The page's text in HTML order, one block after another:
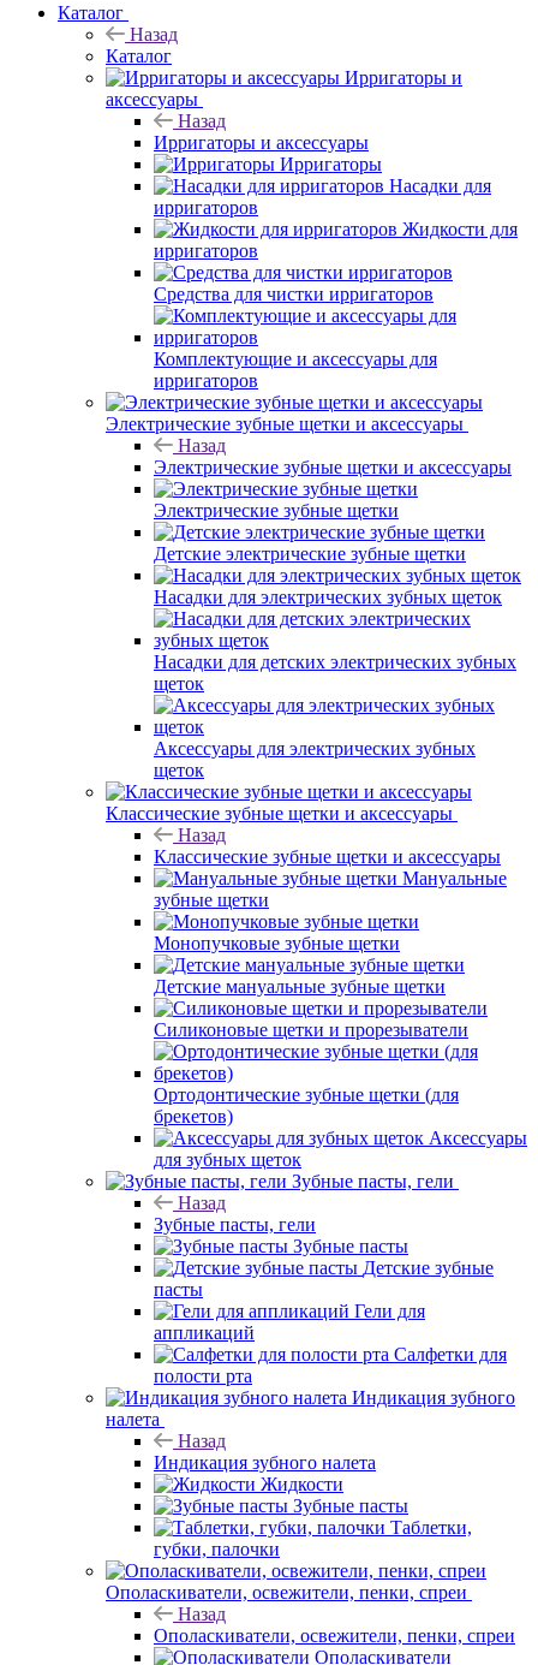
Каталог
Назад
Каталог
Ирригаторы и
аксессуары
Назад
Ирригаторы и аксессуары
Ирригаторы
Насадки для
ирригаторов
Жидкости для
ирригаторов
Средства для чистки ирригаторов
Комплектующие и аксессуары для
ирригаторов
Электрические зубные щетки и аксессуары
Назад
Электрические зубные щетки и аксессуары
Электрические зубные щетки
Детские электрические зубные щетки
Насадки для электрических зубных щеток
Насадки для детских электрических зубных
щеток
Аксессуары для электрических зубных
щеток
Классические зубные щетки и аксессуары
Назад
Классические зубные щетки и аксессуары
Мануальные
зубные щетки
Монопучковые зубные щетки
Детские мануальные зубные щетки
Силиконовые щетки и прорезыватели
Ортодонтические зубные щетки (для
брекетов)
Аксессуары
для зубных щеток
Зубные пасты, гели
Назад
Зубные пасты, гели
Зубные пасты
Детские зубные
пасты
Гели для
аппликаций
Салфетки для
полости рта
Индикация зубного
налета
Назад
Индикация зубного налета
Жидкости
Зубные пасты
Таблетки,
губки, палочки
Ополаскиватели, освежители, пенки, спреи
Назад
Ополаскиватели, освежители, пенки, спреи
Ополаскиватели